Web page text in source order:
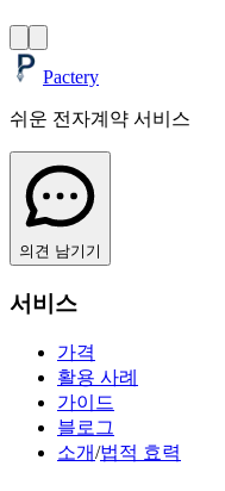
Pactery
쉬운 전자계약 서비스
의견 남기기
서비스
가격
활용 사례
가이드
블로그
소개/법적 효력